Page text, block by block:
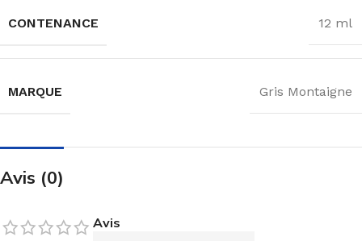
CONTENANCE 12 ml
MARQUE Gris Montaigne
Avis (0)
Avis